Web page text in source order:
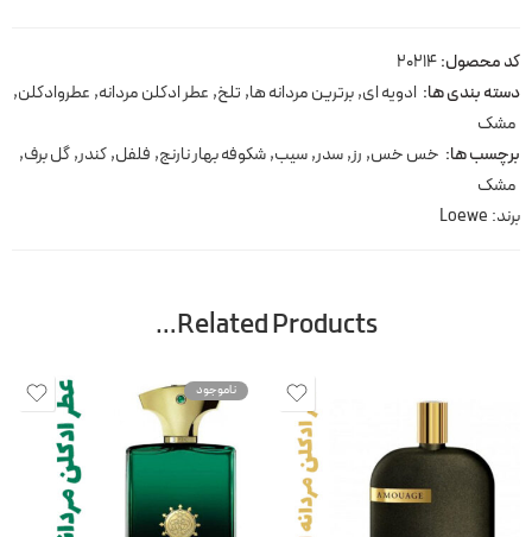
کد محصول:20214
دسته بندی ها: ادویه ای,برترین مردانه ها, تلخ, عطر ادکلن مردانه, عطروادکلن,
مشک
برچسب ها: خس خس, رز,سدر,سیب,شکوفه بهار نارنج, فلفل,کندر,گل برف,
مشک
برند: Loewe
Related Products…
ناموجود